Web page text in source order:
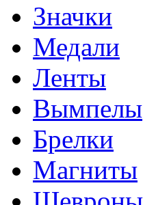
Значки
Медали
Ленты
Вымпелы
Брелки
Магниты